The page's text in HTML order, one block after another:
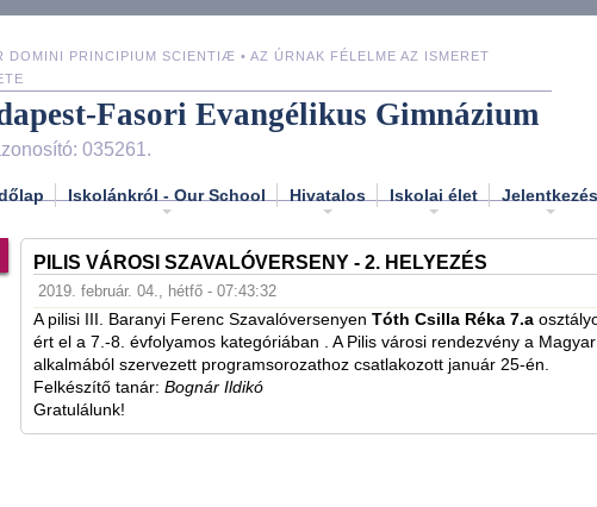
DOMINI PRINCIPIUM SCIENTIÆ • AZ ÚRNAK FÉLELME AZ ISMERET
Fasori Evangélikus Gimnázium
035261.
Iskolánkról - Our School Hivatalos Iskolai élet Jelentkezés
PILIS VÁROSI SZAVALÓVERSENY - 2. HELYEZÉS
2019. február. 04., hétfő - 07:43:32
A pilisi III. Baranyi Ferenc Szavalóversenyen Tóth Csilla Réka 7.a
ért el a 7.-8. évfolyamos kategóriában . A Pilis városi rendezvény a
alkalmából szervezett programsorozathoz csatlakozott január 25-én.
Felkészítő tanár: Bognár Ildikó
Gratulálunk!